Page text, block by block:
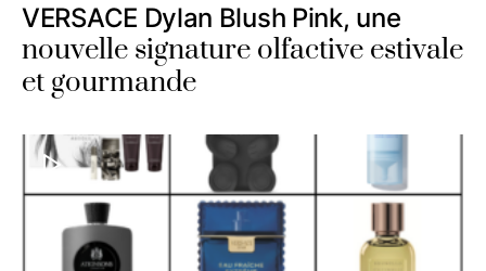
VERSACE Dylan Blush Pink, une
nouvelle signature olfactive estivale
et gourmande